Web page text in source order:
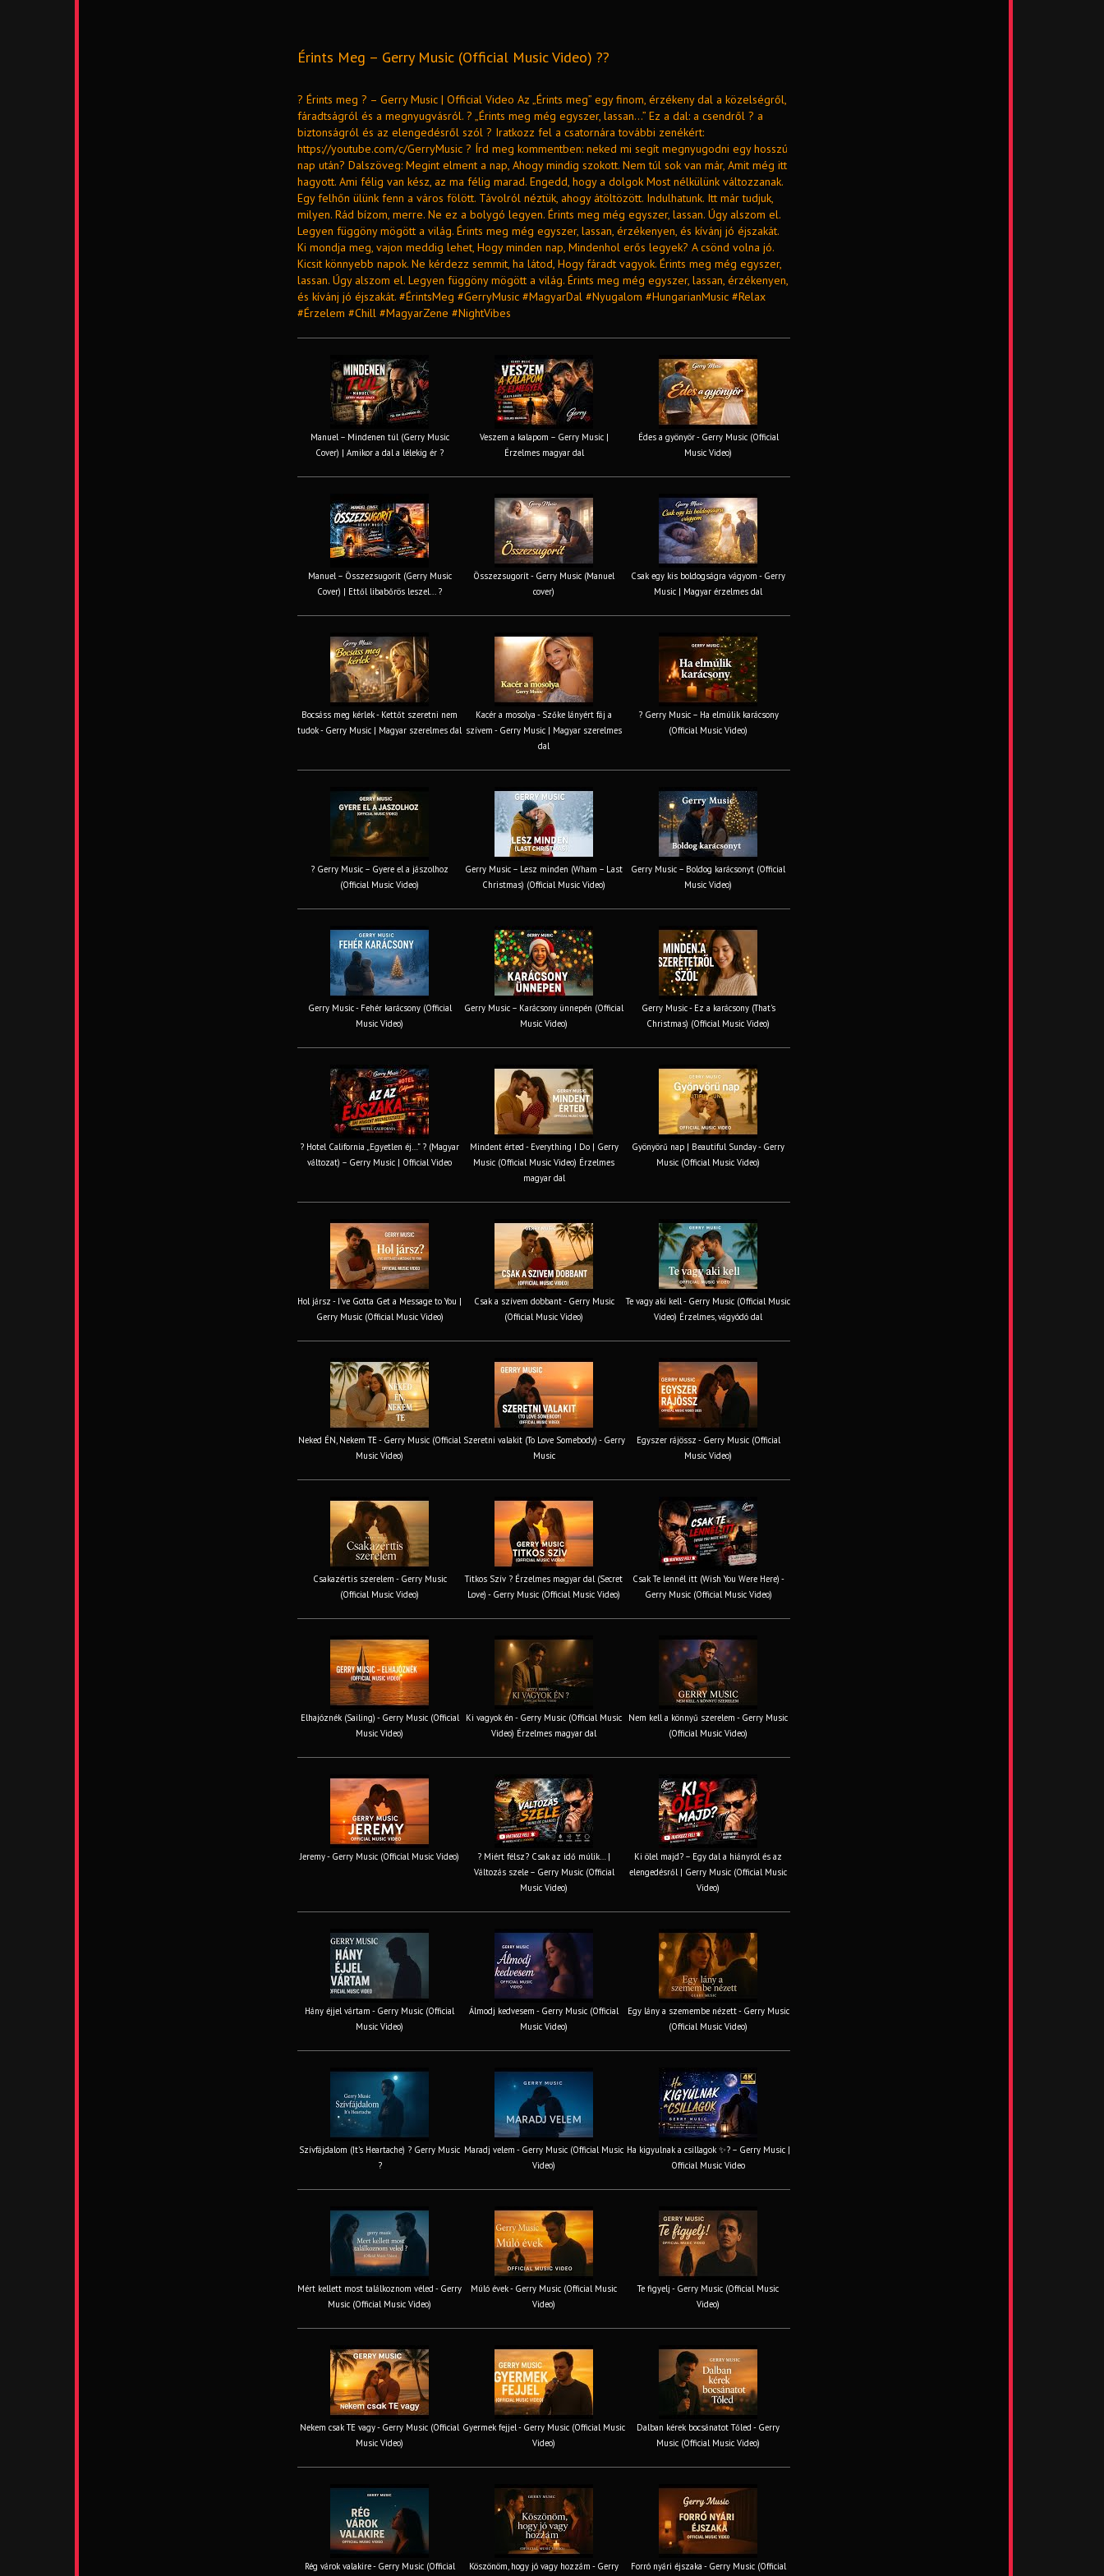
Érints Meg – Gerry Music (Official Music Video) ??
? Érints meg ? – Gerry Music | Official Video Az „Érints meg” egy finom, érzékeny dal a közelségről,
fáradtságról és a megnyugvásról. ? „Érints meg még egyszer, lassan…” Ez a dal: a csendről ? a
biztonságról és az elengedésről szól ? Iratkozz fel a csatornára további zenékért:
https://youtube.com/c/GerryMusic ? Írd meg kommentben: neked mi segít megnyugodni egy hosszú
nap után? Dalszöveg: Megint elment a nap, Ahogy mindig szokott. Nem túl sok van már, Amit még itt
hagyott. Ami félig van kész, az ma félig marad. Engedd, hogy a dolgok Most nélkülünk változzanak.
Egy felhőn ülünk fenn a város fölött. Távolról néztük, ahogy átöltözött. Indulhatunk. Itt már tudjuk,
milyen. Rád bízom, merre. Ne ez a bolygó legyen. Érints meg még egyszer, lassan. Úgy alszom el.
Legyen függöny mögött a világ. Érints meg még egyszer, lassan, érzékenyen, és kívánj jó éjszakát.
Ki mondja meg, vajon meddig lehet, Hogy minden nap, Mindenhol erős legyek? A csönd volna jó.
Kicsit könnyebb napok. Ne kérdezz semmit, ha látod, Hogy fáradt vagyok. Érints meg még egyszer,
lassan. Úgy alszom el. Legyen függöny mögött a világ. Érints meg még egyszer, lassan, érzékenyen,
és kívánj jó éjszakát. #ÉrintsMeg #GerryMusic #MagyarDal #Nyugalom #HungarianMusic #Relax
#Érzelem #Chill #MagyarZene #NightVibes
Manuel – Mindenen túl (Gerry Music
Cover) | Amikor a dal a lélekig ér ?
Veszem a kalapom – Gerry Music |
Érzelmes magyar dal
Édes a gyönyör - Gerry Music (Official
Music Video)
Manuel – Összezsugorít (Gerry Music
Cover) | Ettől libabőrös leszel... ?
Összezsugorít - Gerry Music (Manuel
cover)
Csak egy kis boldogságra vágyom - Gerry
Music | Magyar érzelmes dal
Bocsáss meg kérlek - Kettőt szeretni nem
tudok - Gerry Music | Magyar szerelmes dal
Kacér a mosolya - Szőke lányért fáj a
szívem - Gerry Music | Magyar szerelmes
dal
? Gerry Music – Ha elmúlik karácsony
(Official Music Video)
? Gerry Music – Gyere el a jászolhoz
(Official Music Video)
Gerry Music – Lesz minden (Wham – Last
Christmas) (Official Music Video)
Gerry Music – Boldog karácsonyt (Official
Music Video)
Gerry Music - Fehér karácsony (Official
Music Video)
Gerry Music – Karácsony ünnepén (Official
Music Video)
Gerry Music - Ez a karácsony (That's
Christmas) (Official Music Video)
? Hotel California „Egyetlen éj…” ? (Magyar
változat) – Gerry Music | Official Video
Mindent érted - Everything I Do | Gerry
Music (Official Music Video) Érzelmes
magyar dal
Gyönyörű nap | Beautiful Sunday - Gerry
Music (Official Music Video)
Hol jársz - I've Gotta Get a Message to You |
Gerry Music (Official Music Video)
Csak a szívem dobbant - Gerry Music
(Official Music Video)
Te vagy aki kell - Gerry Music (Official Music
Video) Érzelmes, vágyódó dal
Neked ÉN, Nekem TE - Gerry Music (Official
Music Video)
Szeretni valakit (To Love Somebody) - Gerry
Music
Egyszer rájössz - Gerry Music (Official
Music Video)
Csakazértis szerelem - Gerry Music
(Official Music Video)
Titkos Szív ? Érzelmes magyar dal (Secret
Love) - Gerry Music (Official Music Video)
Csak Te lennél itt (Wish You Were Here) -
Gerry Music (Official Music Video)
Elhajóznék (Sailing) - Gerry Music (Official
Music Video)
Ki vagyok én - Gerry Music (Official Music
Video) Érzelmes magyar dal
Nem kell a könnyű szerelem - Gerry Music
(Official Music Video)
Jeremy - Gerry Music (Official Music Video)
? Miért félsz? Csak az idő múlik… |
Változás szele – Gerry Music (Official
Music Video)
Ki ölel majd? – Egy dal a hiányról és az
elengedésről | Gerry Music (Official Music
Video)
Hány éjjel vártam - Gerry Music (Official
Music Video)
Álmodj kedvesem - Gerry Music (Official
Music Video)
Egy lány a szemembe nézett - Gerry Music
(Official Music Video)
Szívfájdalom (It’s Heartache) ? Gerry Music
?
Maradj velem - Gerry Music (Official Music
Video)
Ha kigyulnak a csillagok ✨? – Gerry Music |
Official Music Video
Mért kellett most találkoznom véled - Gerry
Music (Official Music Video)
Múló évek - Gerry Music (Official Music
Video)
Te figyelj - Gerry Music (Official Music
Video)
Nekem csak TE vagy - Gerry Music (Official
Music Video)
Gyermek fejjel - Gerry Music (Official Music
Video)
Dalban kérek bocsánatot Tőled - Gerry
Music (Official Music Video)
Rég várok valakire - Gerry Music (Official Köszönöm, hogy jó vagy hozzám - Gerry Forró nyári éjszaka - Gerry Music (Official